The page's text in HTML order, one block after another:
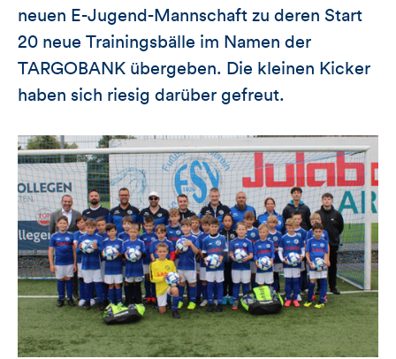
neuen E-Jugend-Mannschaft zu deren Start
20 neue Trainingsbälle im Namen der
TARGOBANK übergeben. Die kleinen Kicker
haben sich riesig darüber gefreut.